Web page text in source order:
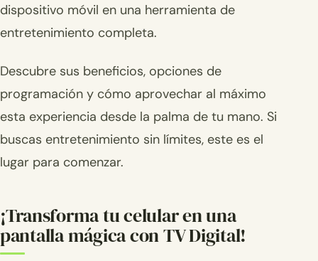
dispositivo móvil en una herramienta de
entretenimiento completa.
Descubre sus beneficios, opciones de
programación y cómo aprovechar al máximo
esta experiencia desde la palma de tu mano. Si
buscas entretenimiento sin límites, este es el
lugar para comenzar.
¡Transforma tu celular en una
pantalla mágica con TV Digital!